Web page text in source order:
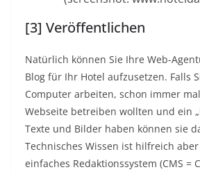
[3] Veröffentlichen
Natürlich können Sie Ihre Web-
Blog für Ihr Hotel aufzusetzen. Falls
Computer arbeiten, schon immer
Webseite betreiben wollten und ein
Texte und Bilder haben können sie
Technisches Wissen ist hilfreich
einfaches Redaktionssystem (CMS =